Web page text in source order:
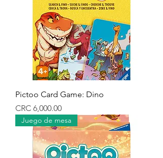
Pictoo Card Game: Dino
Precio
CRC 6,000.00
Juego de mesa